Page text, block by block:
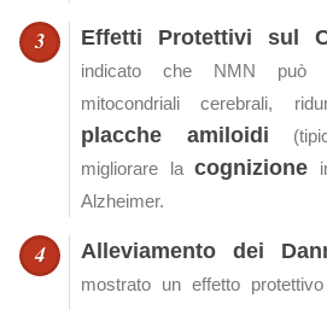
Effetti Protettivi sul
indicato che NMN può
mitocondriali cerebrali,
placche amiloidi
migliorare lacognizione
Alzheimer.
Alleviamento dei
mostrato un effetto